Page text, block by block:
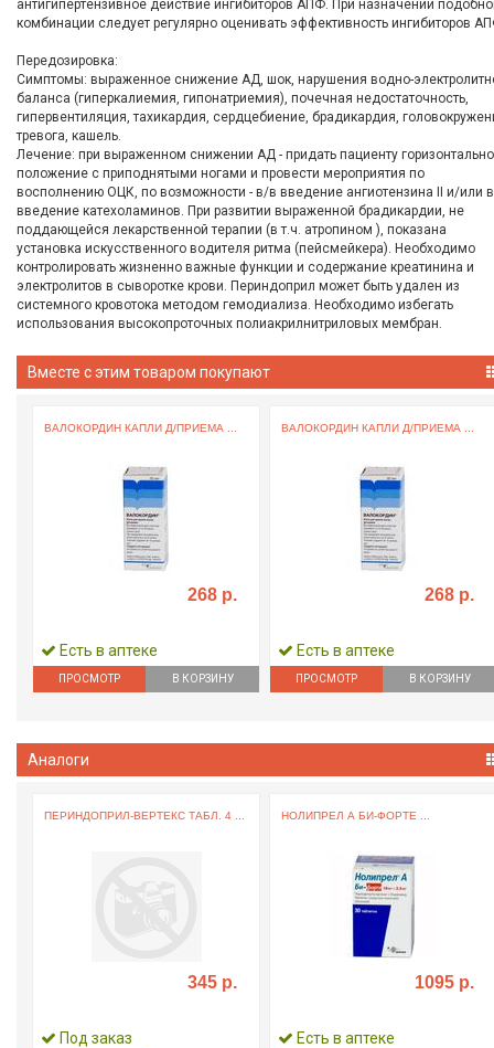
антигипертензивное действие ингибиторов АПФ. При назначении
комбинации следует регулярно оценивать эффективность ингибиторов
Передозировка:
Симптомы: выраженное снижение АД, шок, нарушения водно-
баланса (гиперкалиемия, гипонатриемия), почечная недостаточность,
гипервентиляция, тахикардия, сердцебиение, брадикардия,
тревога, кашель.
Лечение: при выраженном снижении АД - придать пациенту
положение с приподнятыми ногами и провести мероприятия по
восполнению ОЦК, по возможности - в/в введение ангиотензина II и/или
введение катехоламинов. При развитии выраженной брадикардии, не
поддающейся лекарственной терапии (в т.ч. атропином ), показана
установка искусственного водителя ритма (пейсмейкера). Необходимо
контролировать жизненно важные функции и содержание креатинина и
электролитов в сыворотке крови. Периндоприл может быть удален из
системного кровотока методом гемодиализа. Необходимо избегать
использования высокопроточных полиакрилнитриловых мембран.
Вместе с этим товаром покупают
ВАЛОКОРДИН КАПЛИ Д/ПРИЕМА ...
268 р.
Есть в аптеке
ПРОСМОТР В КОРЗИНУ
ВАЛОКОРДИН КАПЛИ Д/ПРИЕМА ...
268 р.
Есть в аптеке
ПРОСМОТР В КОРЗИНУ
Аналоги
ПЕРИНДОПРИЛ-ВЕРТЕКС ТАБЛ. 4 ...
345 р.
Под заказ
НОЛИПРЕЛ А БИ-ФОРТЕ ...
1095 р.
Есть в аптеке